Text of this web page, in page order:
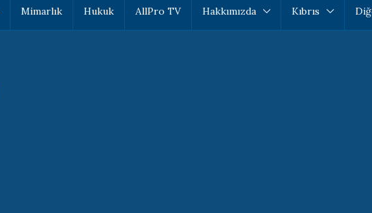
Mimarlık Hukuk AllPro TV Hakkımızda Kıbrıs